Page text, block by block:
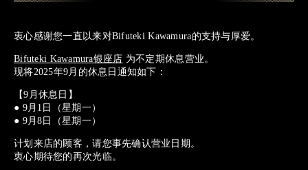
衷心感谢您一直以来对Bifuteki Kawamura的支持与厚爱。
Bifuteki Kawamura银座店 为不定期休息营业。
现将2025年9月的休息日通知如下：
【9月休息日】
● 9月1日（星期一）
● 9月8日（星期一）
计划来店的顾客，请您事先确认营业日期。
衷心期待您的再次光临。